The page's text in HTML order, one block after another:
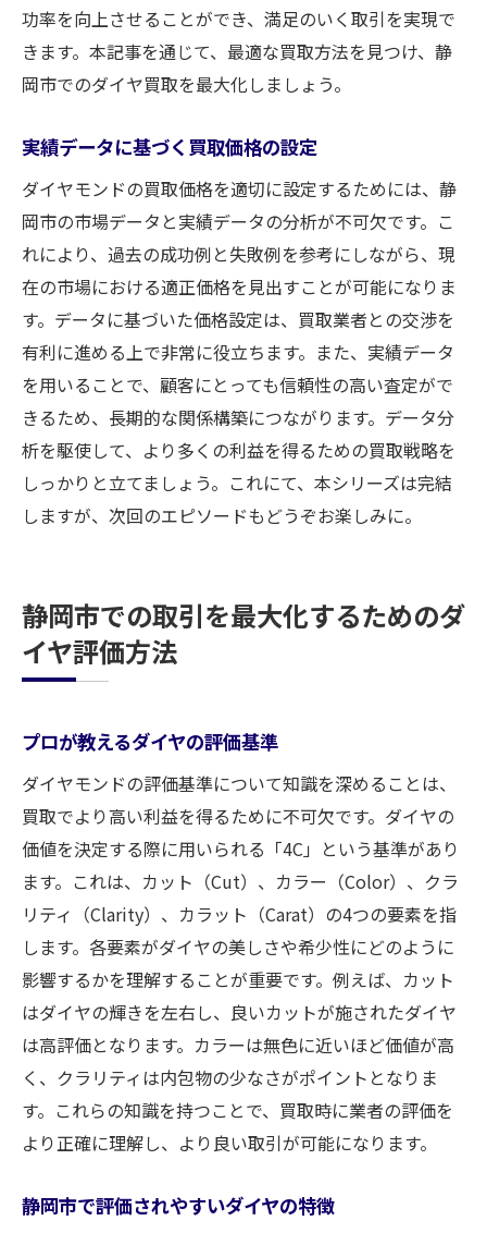
功率を向上させることができ、満足のいく取引を実現で
きます。本記事を通じて、最適な買取方法を見つけ、静
岡市でのダイヤ買取を最大化しましょう。
実績データに基づく買取価格の設定
ダイヤモンドの買取価格を適切に設定するためには、静
岡市の市場データと実績データの分析が不可欠です。こ
れにより、過去の成功例と失敗例を参考にしながら、現
在の市場における適正価格を見出すことが可能になりま
す。データに基づいた価格設定は、買取業者との交渉を
有利に進める上で非常に役立ちます。また、実績データ
を用いることで、顧客にとっても信頼性の高い査定がで
きるため、長期的な関係構築につながります。データ分
析を駆使して、より多くの利益を得るための買取戦略を
しっかりと立てましょう。これにて、本シリーズは完結
しますが、次回のエピソードもどうぞお楽しみに。
静岡市での取引を最大化するためのダ
イヤ評価方法
プロが教えるダイヤの評価基準
ダイヤモンドの評価基準について知識を深めることは、
買取でより高い利益を得るために不可欠です。ダイヤの
価値を決定する際に用いられる「4C」という基準があり
ます。これは、カット（Cut）、カラー（Color）、クラ
リティ（Clarity）、カラット（Carat）の4つの要素を指
します。各要素がダイヤの美しさや希少性にどのように
影響するかを理解することが重要です。例えば、カット
はダイヤの輝きを左右し、良いカットが施されたダイヤ
は高評価となります。カラーは無色に近いほど価値が高
く、クラリティは内包物の少なさがポイントとなりま
す。これらの知識を持つことで、買取時に業者の評価を
より正確に理解し、より良い取引が可能になります。
静岡市で評価されやすいダイヤの特徴